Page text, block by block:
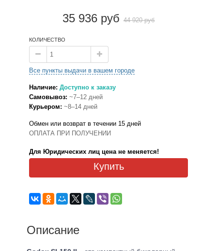
35 936 руб 44 920 руб
КОЛИЧЕСТВО
Все пункты выдачи в вашем городе
Наличие: Доступно к заказу
Самовывоз: ~7–12 дней
Курьером: ~8–14 дней
Обмен или возврат в течении 15 дней
ОПЛАТА ПРИ ПОЛУЧЕНИИ
Для Юридических лиц цена не меняется!
Купить
Описание